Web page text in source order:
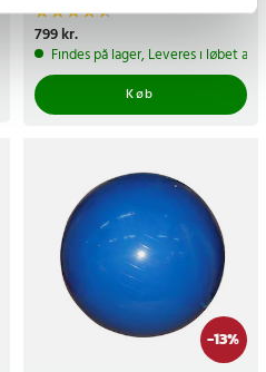
4
Pris:799 kr.
799 kr.
Findes på lager, Leveres i løbet af
Køb
-13%